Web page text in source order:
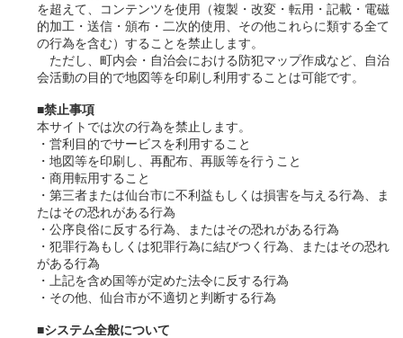
を超えて、コンテンツを使用（複製・改変・転用・記載・電磁
的加工・送信・頒布・二次的使用、その他これらに類する全て
の行為を含む）することを禁止します。
ただし、町内会・自治会における防犯マップ作成など、自治
会活動の目的で地図等を印刷し利用することは可能です。
■禁止事項
本サイトでは次の行為を禁止します。
・営利目的でサービスを利用すること
・地図等を印刷し、再配布、再販等を行うこと
・商用転用すること
・第三者または仙台市に不利益もしくは損害を与える行為、ま
たはその恐れがある行為
・公序良俗に反する行為、またはその恐れがある行為
・犯罪行為もしくは犯罪行為に結びつく行為、またはその恐れ
がある行為
・上記を含め国等が定めた法令に反する行為
・その他、仙台市が不適切と判断する行為
■システム全般について